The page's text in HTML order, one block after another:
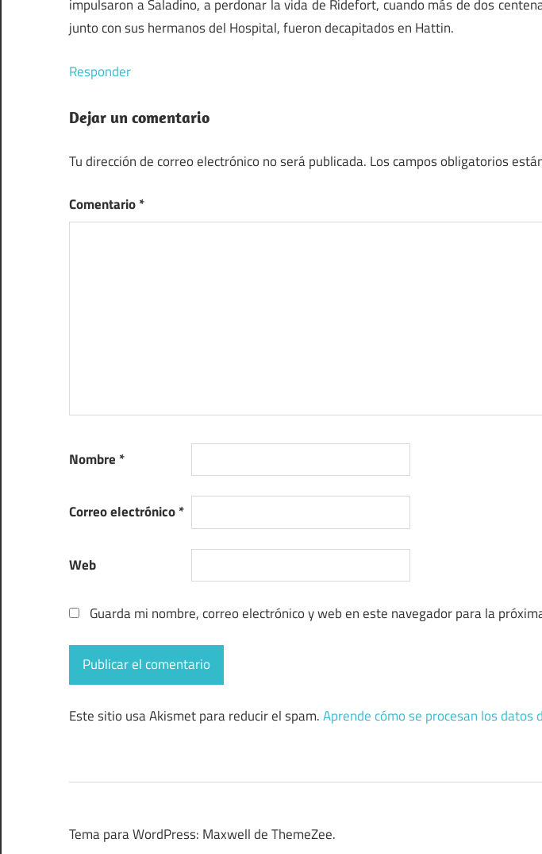
impulsaron a Saladino, a perdonar la vida de Ridefort, cuando más de dos
junto con sus hermanos del Hospital, fueron decapitados en Hattin.
Responder
Dejar un comentario
Tu dirección de correo electrónico no será publicada. Los campos obligatorios
Comentario*
Nombre *
Correo electrónico*
Web
Guarda mi nombre, correo electrónico y web en este navegador para la
Este sitio usa Akismet para reducir el spam.Aprende cómo se procesan los datos
Tema para WordPress: Maxwell de ThemeZee.